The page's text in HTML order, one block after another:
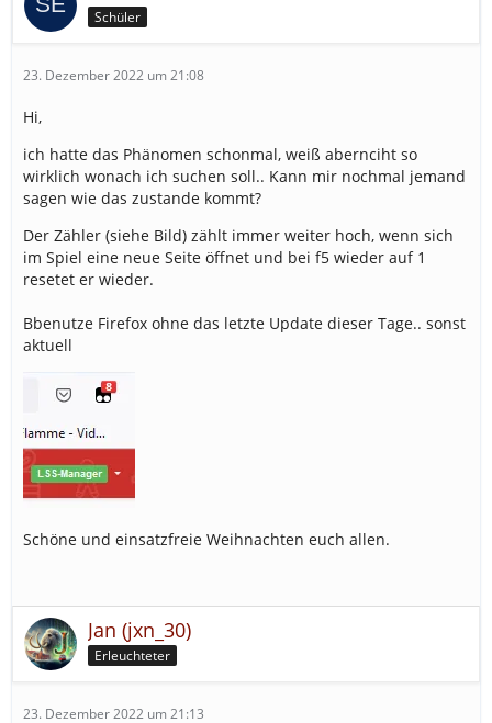
Schüler
23. Dezember 2022 um 21:08
Hi,
ich hatte das Phänomen schonmal, weiß abernciht so
wirklich wonach ich suchen soll.. Kann mir nochmal jemand
sagen wie das zustande kommt?
Der Zähler (siehe Bild) zählt immer weiter hoch, wenn sich
im Spiel eine neue Seite öffnet und bei f5 wieder auf 1
resetet er wieder.
Bbenutze Firefox ohne das letzte Update dieser Tage.. sonst
aktuell
Schöne und einsatzfreie Weihnachten euch allen.
Jan (jxn_30)
Erleuchteter
23. Dezember 2022 um 21:13